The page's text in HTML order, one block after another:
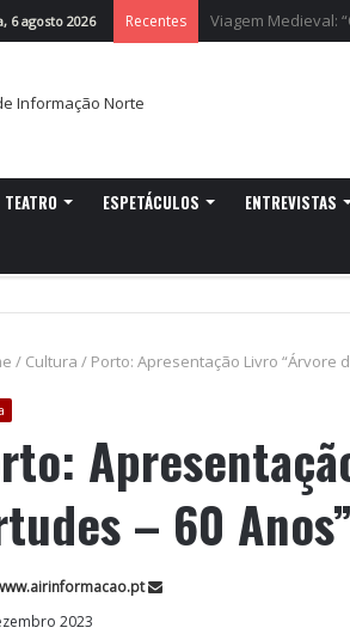
6 agosto 2026 Recentes Cruzeiro da Ria
TEATRO ESPETÁCULOS ENTREVISTAS
/ Cultura / Porto: Apresentação Livro “Árvore
– 60 Anos”
2023